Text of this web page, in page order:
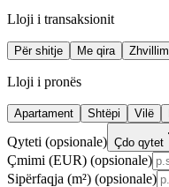
Lloji i transaksionit
Për shitje Me qira Zhvillim
Lloji i pronës
Apartament Shtëpi Vilë
Qyteti (opsionale) Çdo qytet
Çmimi (EUR) (opsionale)
Sipërfaqja (m²) (opsionale)